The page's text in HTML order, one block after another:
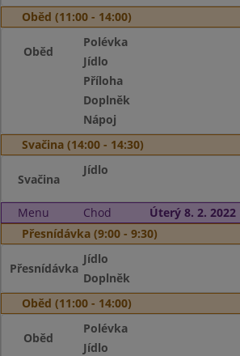
Oběd (11:00 - 14:00)
Oběd
Polévka
Jídlo
Příloha
Doplněk
Nápoj
Svačina (14:00 - 14:30)
Svačina
Jídlo
Menu Chod
Úterý 8. 2. 2022
Přesnídávka (9:00 - 9:30)
Přesnídávka
Jídlo
Doplněk
Oběd (11:00 - 14:00)
Oběd
Polévka
Jídlo